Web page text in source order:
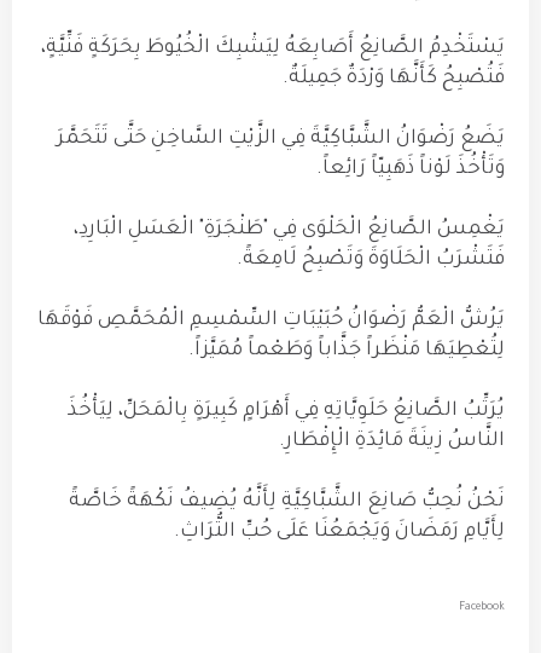
يَسْتَخْدِمُ الصَّانِعُ أَصَابِعَهُ لِيَشْبِكَ الْخُيُوطَ بِحَرَكَةٍ فَنِّيَّةٍ،
فَتُصْبِحُ كَأَنَّهَا وَرْدَةٌ جَمِيلَةٌ.
يَضَعُ رَضْوَانُ الشَّبَّاكِيَّةَ فِي الزَّيْتِ السَّاخِنِ حَتَّى تَتَحَمَّرَ
وَتَأْخُذَ لَوْناً ذَهَبِيّاً رَائِعاً.
يَغْمِسُ الصَّانِعُ الْحَلْوَى فِي "طَنْجَرَةِ" الْعَسَلِ الْبَارِدِ،
فَتَشْرَبُ الْحَلَاوَةَ وَتَصْبِحُ لَامِعَةً.
يَرُشُّ الْعَمُّ رَضْوَانُ حُبَيْبَاتِ السِّمْسِمِ الْمُحَمَّصِ فَوْقَهَا
لِتُعْطِيَهَا مَنْظَراً جَذَّاباً وَطَعْماً مُمَيَّزاً.
يُرَتِّبُ الصَّانِعُ حَلَوِيَّاتِهِ فِي أَهْرَامٍ كَبِيرَةٍ بِالْمَحَلِّ، لِيَأْخُذَ
النَّاسُ زِينَةَ مَائِدَةِ الْإِفْطَارِ.
نَحْنُ نُحِبُّ صَانِعَ الشَّبَّاكِيَّةِ لِأَنَّهُ يُضِيفُ نَكْهَةً خَاصَّةً
لِأَيَّامِ رَمَضَانَ وَيَجْمَعُنَا عَلَى حُبِّ التُّرَاثِ.
Facebook